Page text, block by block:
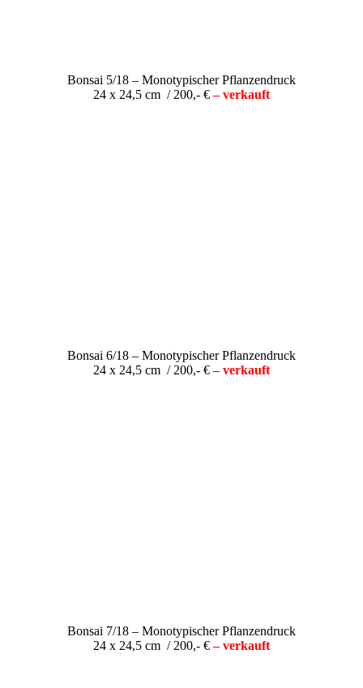
Bonsai 5/18 – Monotypischer Pflanzendruck
24 x 24,5 cm / 200,- €– verkauft
Bonsai 6/18 – Monotypischer Pflanzendruck
24 x 24,5 cm / 200,- €– verkauft
Bonsai 7/18 – Monotypischer Pflanzendruck
24 x 24,5 cm / 200,- €– verkauft